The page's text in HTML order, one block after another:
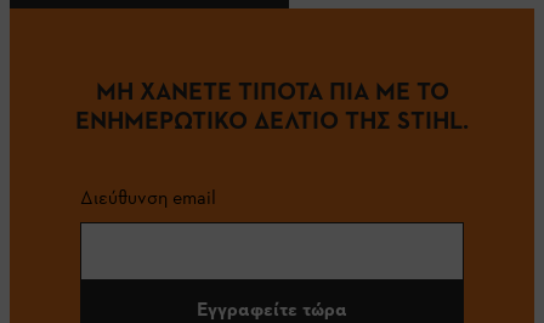
ΜΗ ΧΑΝΕΤΕ ΤΙΠΟΤΑ ΠΙΑ ΜΕ ΤΟ
ΕΝΗΜΕΡΩΤΙΚΟ ΔΕΛΤΙΟ ΤΗΣ STIHL.
Διεύθυνση email
Εγγραφείτε τώρα